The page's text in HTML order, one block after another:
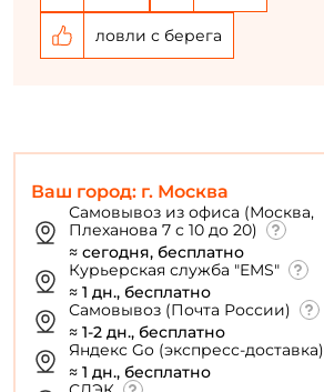
Ваш город: г. Москва
Самовывоз из офиса (Москва,
Плеханова 7 с 10 до 20)
≈ сегодня, бесплатно
Курьерская служба "EMS"
≈ 1 дн., бесплатно
Самовывоз (Почта России)
≈ 1-2 дн., бесплатно
Яндекс Go (экспресс-доставка)
≈ 1 дн., бесплатно
ловли с берега